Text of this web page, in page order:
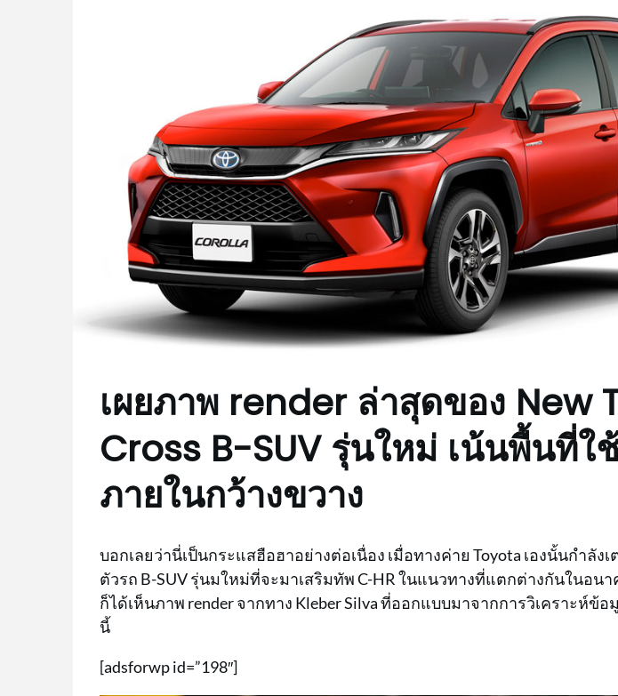
เผยภาพ render ล่าสุดของ New
Cross B-SUV รุ่นใหม่ เน้นพื้นที่ใ
ภายในกว้างขวาง
บอกเลยว่านี่เป็นกระแสฮือฮาอย่างต่อเนื่อง เมื่อทางค่าย Toyota เองนั้นกำลัง
ตัวรถ B-SUV รุ่นมใหม่ที่จะมาเสริมทัพ C-HR ในแนวทางที่แตกต่างกันในอนา
ก็ได้เห็นภาพ render จากทาง Kleber Silva ที่ออกแบบมาจากการวิเคราะห์ข้
นี้
[adsforwp id=”198″]